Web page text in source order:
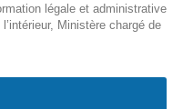
légale et administrative
Ministère chargé de